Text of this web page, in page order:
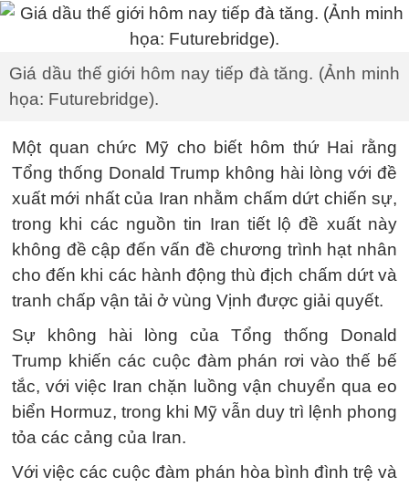
Giá dầu thế giới hôm nay tiếp đà tăng. (Ảnh minh
họa: Futurebridge).
Một quan chức Mỹ cho biết hôm thứ Hai rằng
Tổng thống Donald Trump không hài lòng với đề
xuất mới nhất của Iran nhằm chấm dứt chiến sự,
trong khi các nguồn tin Iran tiết lộ đề xuất này
không đề cập đến vấn đề chương trình hạt nhân
cho đến khi các hành động thù địch chấm dứt và
tranh chấp vận tải ở vùng Vịnh được giải quyết.
Sự không hài lòng của Tổng thống Donald
Trump khiến các cuộc đàm phán rơi vào thế bế
tắc, với việc Iran chặn luồng vận chuyển qua eo
biển Hormuz, trong khi Mỹ vẫn duy trì lệnh phong
tỏa các cảng của Iran.
Với việc các cuộc đàm phán hòa bình đình trệ và